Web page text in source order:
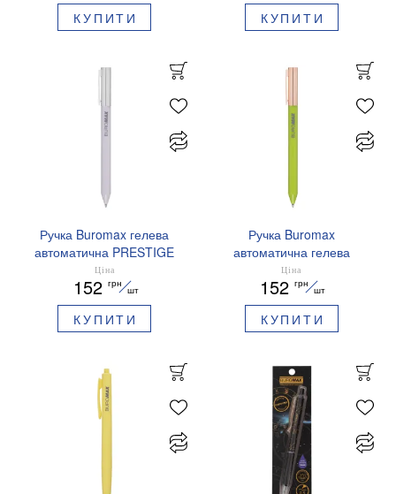
КУПИТИ КУПИТИ
Ручка Buromax гелева
автоматична PRESTIGE
SILVER 0,5 мм сині
чорнила BM.83102
Ціна
152 грн
шт
КУПИТИ
Ручка Buromax
автоматична гелева
PRESTIGE GOLD 0,5 мм
сині чорнила BM.83101
Ціна
152 грн
шт
КУПИТИ